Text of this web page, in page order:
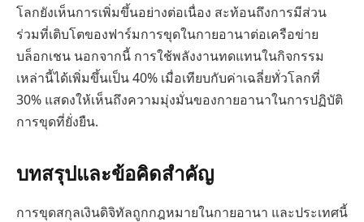
โลกยังเห็นการเพิ่มขึ้นอย่างต่อเนื่อง สะท้อนถึงการมีส่วน
ร่วมที่เติบโตของฟาร์มการขุดในกายอานาต่อเครือข่าย
บล็อกเชน นอกจากนี้ การใช้พลังงานทดแทนในกิจกรรม
เหล่านี้ได้เพิ่มขึ้นเป็น 40% เมื่อเทียบกับค่าเฉลี่ยทั่วโลกที่
30% แสดงให้เห็นถึงความมุ่งมั่นของกายอานาในการปฏิบัติ
การขุดที่ยั่งยืน.
บทสรุปและข้อคิดสำคัญ
การขุดสกุลเงินดิจิทัลถูกกฎหมายในกายอานา และประเทศนี้